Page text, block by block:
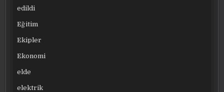
edildi
Eğitim
Ekipler
Ekonomi
elde
elektrik